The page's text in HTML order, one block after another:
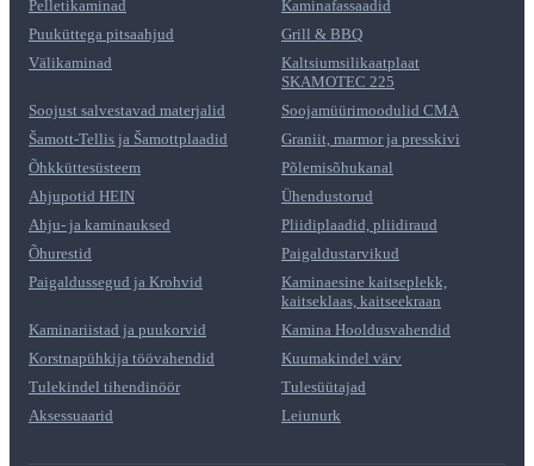
Pelletikaminad
Kaminafassaadid
Puuküttega pitsaahjud
Grill & BBQ
Välikaminad
Kaltsiumsilikaatplaat
SKAMOTEC 225
Soojust salvestavad materjalid
Soojamüürimoodulid CMA
Šamott-Tellis ja Šamottplaadid
Graniit, marmor ja presskivi
Õhkküttesüsteem
Põlemisõhukanal
Ahjupotid HEIN
Ühendustorud
Ahju- ja kaminauksed
Pliidiplaadid, pliidiraud
Õhurestid
Paigaldustarvikud
Paigaldussegud ja Krohvid
Kaminaesine kaitseplekk,
kaitseklaas, kaitseekraan
Kaminariistad ja puukorvid
Kamina Hooldusvahendid
Korstnapühkija töövahendid
Kuumakindel värv
Tulekindel tihendinöör
Tulesüütajad
Aksessuaarid
Leiunurk